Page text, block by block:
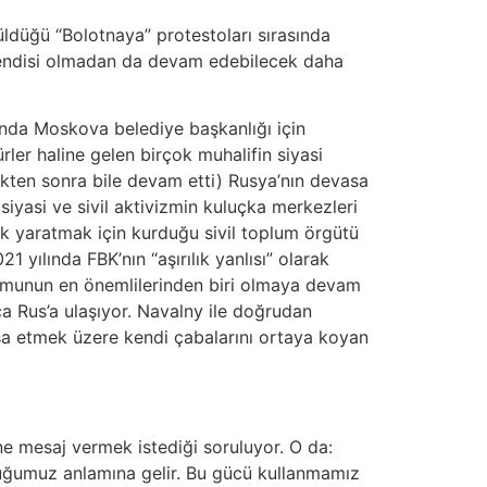
“Bolotnaya” protestoları sırasında
olmadan da devam edebilecek daha
Moskova belediye başkanlığı için
haline gelen birçok muhalifin siyasi
sonra bile devam etti) Rusya’nın devasa
ve sivil aktivizmin kuluçka merkezleri
yaratmak için kurduğu sivil toplum örgütü
FBK’nın “aşırılık yanlısı” olarak
en önemlilerinden biri olmaya devam
Rus’a ulaşıyor. Navalny ile doğrudan
etmek üzere kendi çabalarını ortaya koyan
mesaj vermek istediği soruluyor. O da:
anlamına gelir. Bu gücü kullanmamız